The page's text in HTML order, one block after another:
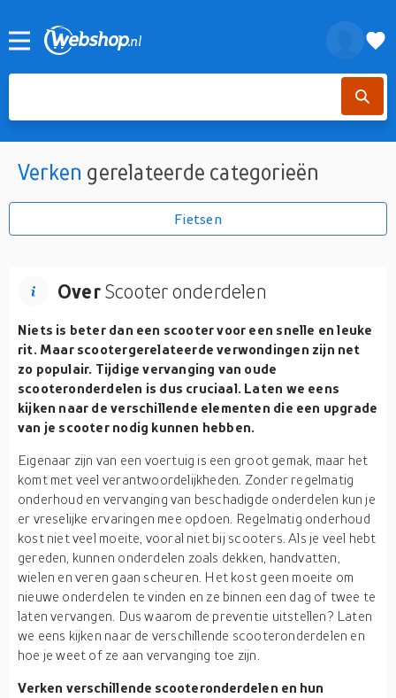
Verken gerelateerde categorieën
Fietsen
OverScooter onderdelen
Niets is beter dan een scooter voor een snelle en leuke
rit. Maar scootergerelateerde verwondingen zijn net
zo populair. Tijdige vervanging van oude
scooteronderdelen is dus cruciaal. Laten we eens
kijken naar de verschillende elementen die een upgrade
van je scooter nodig kunnen hebben.
Eigenaar zijn van een voertuig is een groot gemak, maar het
komt met veel verantwoordelijkheden. Zonder regelmatig
onderhoud en vervanging van beschadigde onderdelen kun je
er vreselijke ervaringen mee opdoen. Regelmatig onderhoud
kost niet veel moeite, vooral niet bij scooters. Als je veel hebt
gereden, kunnen onderdelen zoals dekken, handvatten,
wielen en veren gaan scheuren. Het kost geen moeite om
nieuwe onderdelen te vinden en ze binnen een dag of twee te
laten vervangen. Dus waarom de preventie uitstellen? Laten
we eens kijken naar de verschillende scooteronderdelen en
hoe je weet of ze aan vervanging toe zijn.
Verken verschillende scooteronderdelen en hun